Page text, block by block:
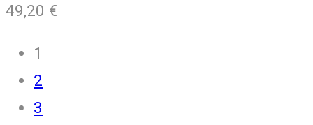
49,20 €
1
2
3